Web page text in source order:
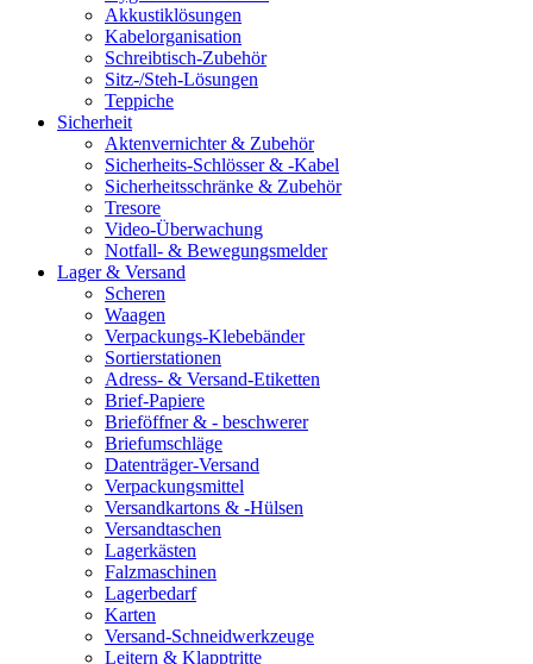
Akkustiklösungen
Kabelorganisation
Schreibtisch-Zubehör
Sitz-/Steh-Lösungen
Teppiche
Sicherheit
Aktenvernichter & Zubehör
Sicherheits-Schlösser & -Kabel
Sicherheitsschränke & Zubehör
Tresore
Video-Überwachung
Notfall- & Bewegungsmelder
Lager & Versand
Scheren
Waagen
Verpackungs-Klebebänder
Sortierstationen
Adress- & Versand-Etiketten
Brief-Papiere
Brieföffner & - beschwerer
Briefumschläge
Datenträger-Versand
Verpackungsmittel
Versandkartons & -Hülsen
Versandtaschen
Lagerkästen
Falzmaschinen
Lagerbedarf
Karten
Versand-Schneidwerkzeuge
Leitern & Klapptritte